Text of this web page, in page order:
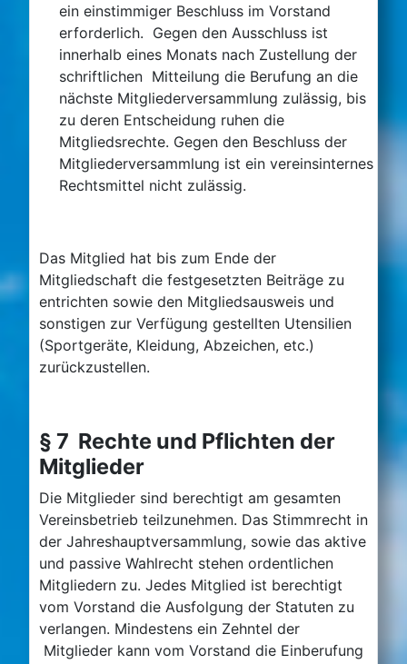
ein einstimmiger Beschluss im Vorstand
erforderlich. Gegen den Ausschluss ist
innerhalb eines Monats nach Zustellung der
schriftlichen Mitteilung die Berufung an die
nächste Mitgliederversammlung zulässig, bis
zu deren Entscheidung ruhen die
Mitgliedsrechte. Gegen den Beschluss der
Mitgliederversammlung ist ein vereinsinternes
Rechtsmittel nicht zulässig.
Das Mitglied hat bis zum Ende der
Mitgliedschaft die festgesetzten Beiträge zu
entrichten sowie den Mitgliedsausweis und
sonstigen zur Verfügung gestellten Utensilien
(Sportgeräte, Kleidung, Abzeichen, etc.)
zurückzustellen.
§ 7 Rechte und Pflichten der
Mitglieder
Die Mitglieder sind berechtigt am gesamten
Vereinsbetrieb teilzunehmen. Das Stimmrecht in
der Jahreshauptversammlung, sowie das aktive
und passive Wahlrecht stehen ordentlichen
Mitgliedern zu. Jedes Mitglied ist berechtigt
vom Vorstand die Ausfolgung der Statuten zu
verlangen. Mindestens ein Zehntel der
Mitglieder kann vom Vorstand die Einberufung